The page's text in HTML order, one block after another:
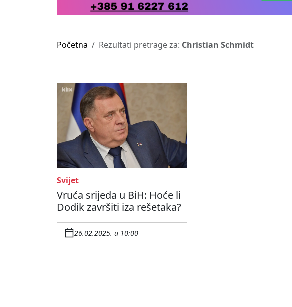
Početna Rezultati pretrage za: Christian Schmidt
Svijet
Vruća srijeda u BiH: Hoće li
Dodik završiti iza rešetaka?
26.02.2025. u 10:00